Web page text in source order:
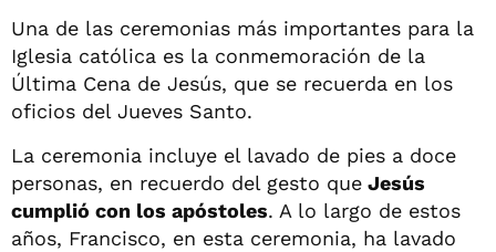
Una de las ceremonias más importantes para la
Iglesia católica es la conmemoración de la
Última Cena de Jesús, que se recuerda en los
oficios del Jueves Santo.
La ceremonia incluye el lavado de pies a doce
personas, en recuerdo del gesto que Jesús
cumplió con los apóstoles. A lo largo de estos
años, Francisco, en esta ceremonia, ha lavado